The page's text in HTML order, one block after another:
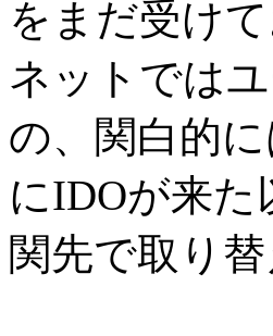
をまだ受けて
ネットでは
の、関白的
にIDOが来
関先で取り